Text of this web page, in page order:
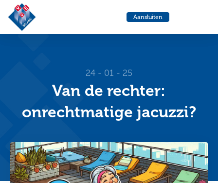
Aansluiten
24 - 01 - 25
Van de rechter:
onrechtmatige jacuzzi?